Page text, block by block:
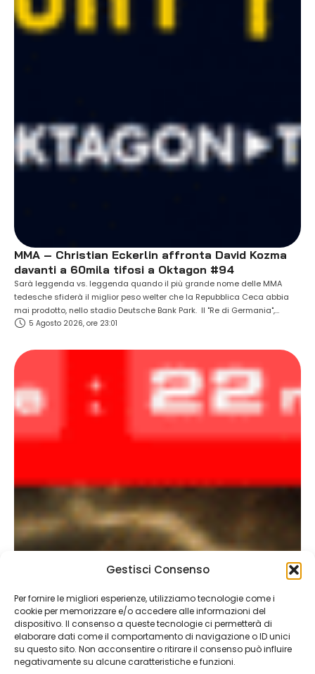
Gestisci Consenso
Per fornire le migliori esperienze, utilizziamo tecnologie come i
cookie per memorizzare e/o accedere alle informazioni del
dispositivo. Il consenso a queste tecnologie ci permetterà di
elaborare dati come il comportamento di navigazione o ID unici
su questo sito. Non acconsentire o ritirare il consenso può influire
negativamente su alcune caratteristiche e funzioni.
MMA – Christian Eckerlin affronta David Kozma
davanti a 60mila tifosi a Oktagon #94
Sarà leggenda vs. leggenda quando il più grande nome delle MMA
tedesche sfiderà il miglior peso welter che la Repubblica Ceca abbia
mai prodotto, nello stadio Deutsche Bank Park. Il "Re di Germania",
Christian Eckerlin (18-8, 1 NC), affronterà l'ex campione David Kozma
settembre, nella …
5 Agosto 2026, ore 23:01